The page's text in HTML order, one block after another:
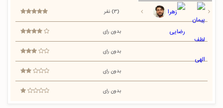
(3) نفر
بدون رای
بدون رای
بدون رای
بدون رای